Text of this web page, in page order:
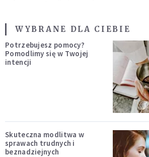
WYBRANE DLA CIEBIE
Potrzebujesz pomocy?
Pomodlimy się w Twojej
intencji
Skuteczna modlitwa w
sprawach trudnych i
beznadziejnych